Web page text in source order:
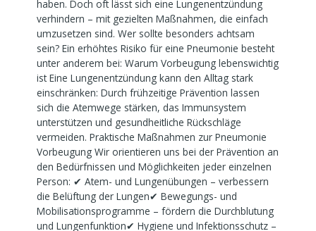
haben. Doch oft lässt sich eine Lungenentzündung
verhindern – mit gezielten Maßnahmen, die einfach
umzusetzen sind. Wer sollte besonders achtsam
sein? Ein erhöhtes Risiko für eine Pneumonie besteht
unter anderem bei: Warum Vorbeugung lebenswichtig
ist Eine Lungenentzündung kann den Alltag stark
einschränken: Durch frühzeitige Prävention lassen
sich die Atemwege stärken, das Immunsystem
unterstützen und gesundheitliche Rückschläge
vermeiden. Praktische Maßnahmen zur Pneumonie
Vorbeugung Wir orientieren uns bei der Prävention an
den Bedürfnissen und Möglichkeiten jeder einzelnen
Person: ✔ Atem- und Lungenübungen – verbessern
die Belüftung der Lungen✔ Bewegungs- und
Mobilisationsprogramme – fördern die Durchblutung
und Lungenfunktion✔ Hygiene und Infektionsschutz –